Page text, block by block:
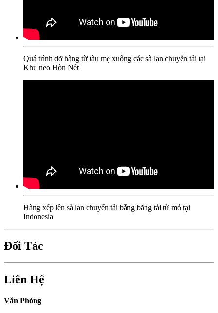
Quá trình dỡ hàng từ tàu mẹ xuống các sà lan chuyển tải tại
Khu neo Hòn Nét
Hàng xếp lên sà lan chuyển tải bằng băng tải từ mỏ tại
Indonesia
Đối Tác
Liên Hệ
Văn Phòng